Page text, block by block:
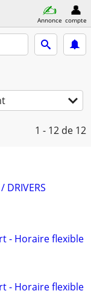
Annonce compte
1 - 12 de 12
DRIVERS
- Horaire flexible
- Horaire flexible